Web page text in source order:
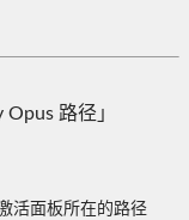
路径」
活面板所在的路径